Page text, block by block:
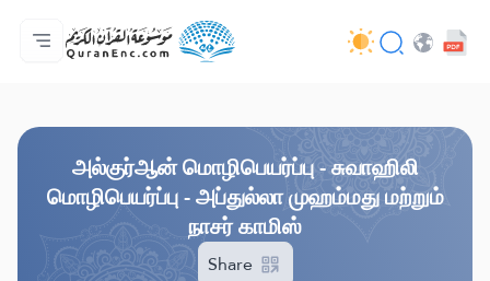
முகப்பு
மொழிபெயர்ப்பு அட்டவணை
Audio
வடிவமைப்போரின் பணிகள் - API
வேலைத் திட்டம் தொடர்பாக
எம்மோடு தொடர்புகொள்ள
மொழி
அல்குர்ஆன் மொழிபெயர்ப்பு - சுவாஹிலி
மொழிபெயர்ப்பு - அப்துல்லா முஹம்மது மற்றும்
நாசர் காமிஸ்
Share